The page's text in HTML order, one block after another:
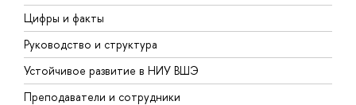
Цифры и факты
Руководство и структура
Устойчивое развитие в НИУ ВШЭ
Преподаватели и сотрудники